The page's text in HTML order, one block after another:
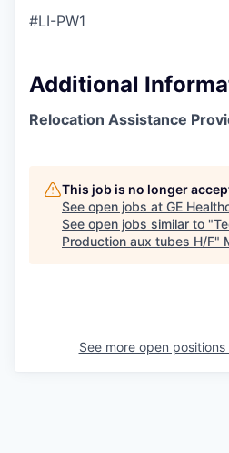
#LI-PW1
Additional
Relocation Assistance
This job is no longer
See open jobs at GE
See open jobs similar to "
Production aux tubes H/F"
See more open positions